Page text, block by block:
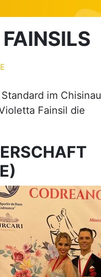
im Chisinau
Fainsil die